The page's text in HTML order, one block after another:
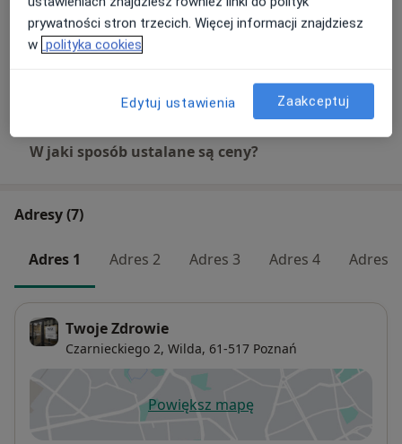
Mezoterapia okolic intymnych
osoczem bogatopłytkowym
Od 1 100 zł Szczegóły
Umów wizytę
W jaki sposób ustalane są ceny?
Adresy (7)
Adres 1 Adres 2 Adres 3 Adres 4 Adres 5
Twoje Zdrowie
Czarnieckiego 2, Wilda, 61-517 Poznań
Powiększ mapęotwiera się w nowej karcie
prywatności stron trzecich. Więcej informacji znajdziesz
w polityka cookies
Edytuj ustawienia Zaakceptuj